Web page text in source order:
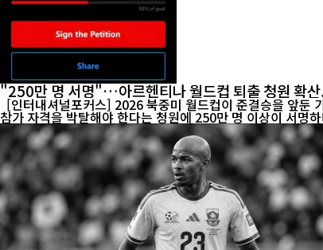
"250만 명 서명"…아르헨티나 월드컵 퇴출 청원 확
[인터내셔널포커스] 2026 북중미 월드컵이 준결승을 앞둔